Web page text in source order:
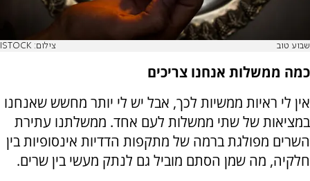
שבוע טוב צילום: ISTOCK
כמה ממשלות אנחנו צריכים
אין לי ראיות ממשיות לכך, אבל יש לי יותר מחשש שאנחנו
במציאות של שתי ממשלות לעם אחד. ממשלתנו עתירת
השרים מפולגת ברמה של מתקפות הדדיות אינסופיות בין
חלקיה, מה שמן הסתם מוביל גם לנתק מעשי בין שרים.